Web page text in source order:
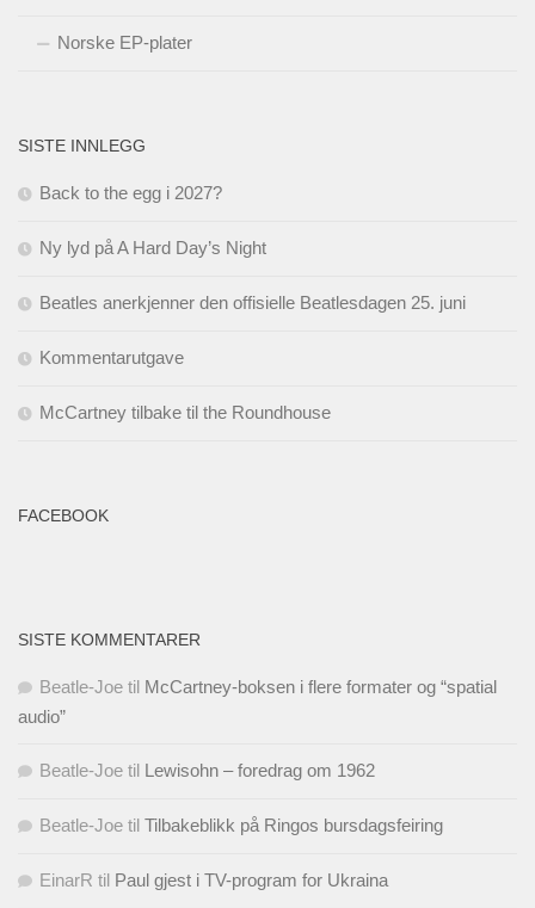
Norske EP-plater
SISTE INNLEGG
Back to the egg i 2027?
Ny lyd på A Hard Day’s Night
Beatles anerkjenner den offisielle Beatlesdagen 25. juni
Kommentarutgave
McCartney tilbake til the Roundhouse
FACEBOOK
SISTE KOMMENTARER
Beatle-Joe til McCartney-boksen i flere formater og “spatial
audio”
Beatle-Joe til Lewisohn – foredrag om 1962
Beatle-Joe til Tilbakeblikk på Ringos bursdagsfeiring
EinarR til Paul gjest i TV-program for Ukraina